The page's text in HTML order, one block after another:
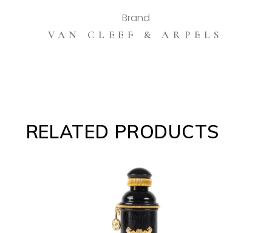
Brand
VAN CLEEF & ARPELS
RELATED PRODUCTS
ADD TO CART